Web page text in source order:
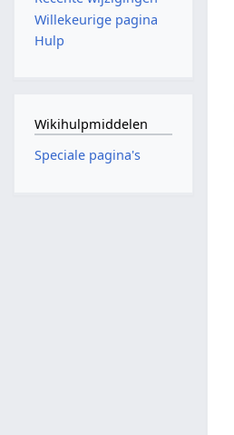
Willekeurige pagina
Hulp
Wikihulpmiddelen
Speciale pagina's